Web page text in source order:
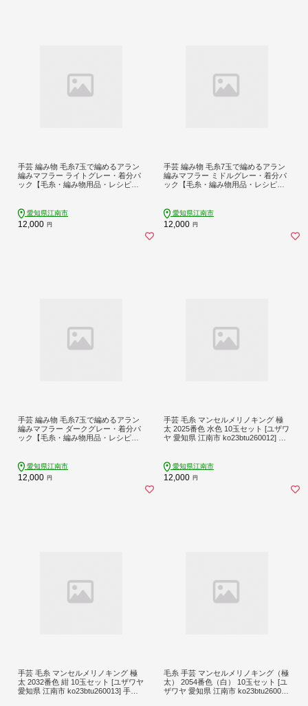
手芸 編み物 毛糸7玉で編めるアラン
編みマフラー ライトグレー・着分パ
ック【毛糸・編み物用品・レシピ本
毛糸 メリノウール 手編み 羊毛 ケー
ブル編み アラン模様
愛知県江南市
12,000 円
手芸 編み物 毛糸7玉で編めるアラン
編みマフラー ミドルグレー・着分パ
ック【毛糸・編み物用品・レシピ本
毛糸 メリノウール 手編み 羊毛 ケー
ブル編み アラン模様
愛知県江南市
12,000 円
手芸 編み物 毛糸7玉で編めるアラン
編みマフラー ダークグレー・着分パ
ック【毛糸・編み物用品・レシピ本
毛糸 メリノウール 手編み 羊毛 ケー
ブル編み アラン模様
愛知県江南市
12,000 円
手芸 毛糸 マンセルメリノキング 極
太 2025番色 水色 10玉セット [ユザワ
ヤ 愛知県 江南市 ko23btu260012] 手
愛知県江南市
12,000 円
手芸 毛糸 マンセルメリノキング 極
太 2032番色 紺 10玉セット [ユザワヤ
愛知県 江南市 ko23btu260013] 手編
毛糸 手芸 マンセルメリノキング（極
太） 2054番色（白） 10玉セット [ユ
ザワヤ 愛知県 江南市 ko23btu26000